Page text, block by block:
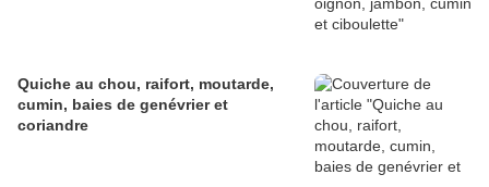
Quiche au chou, raifort, moutarde,
cumin, baies de genévrier et
coriandre